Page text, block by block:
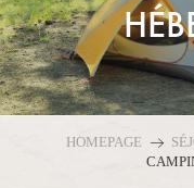
HOMEPAGE